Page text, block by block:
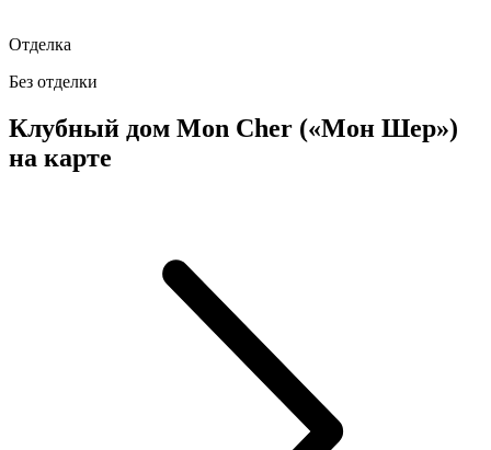
Отделка
Без отделки
Клубный дом Mon Cher («Мон Шер»)
на карте